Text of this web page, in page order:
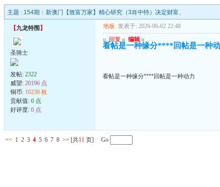
主题 : 154期：新澳门【致富万家】精心研究（3肖中特）决定财富、
【九龙特围 】
圣骑士
发帖: 2322
威望: 20196 点
铜币: 10230 枚
贡献值: 0 点
好评度: 0 点
地板 发表于: 2026-06-02 22:48
u 回复 u 编辑 u
看帖是一种缘分****回帖是一种
看帖是一种缘分****回帖是一种动力
<< 1 2 3 4 5 6 7 8 >> [共11 页] Go